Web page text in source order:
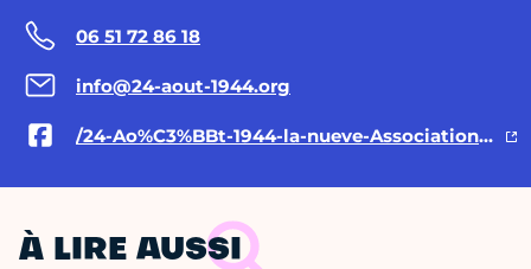
06 51 72 86 18
info@24-aout-1944.org
/24-Ao%C3%BBt-1944-la-nueve-Association-110097528155744
À LIRE AUSSI